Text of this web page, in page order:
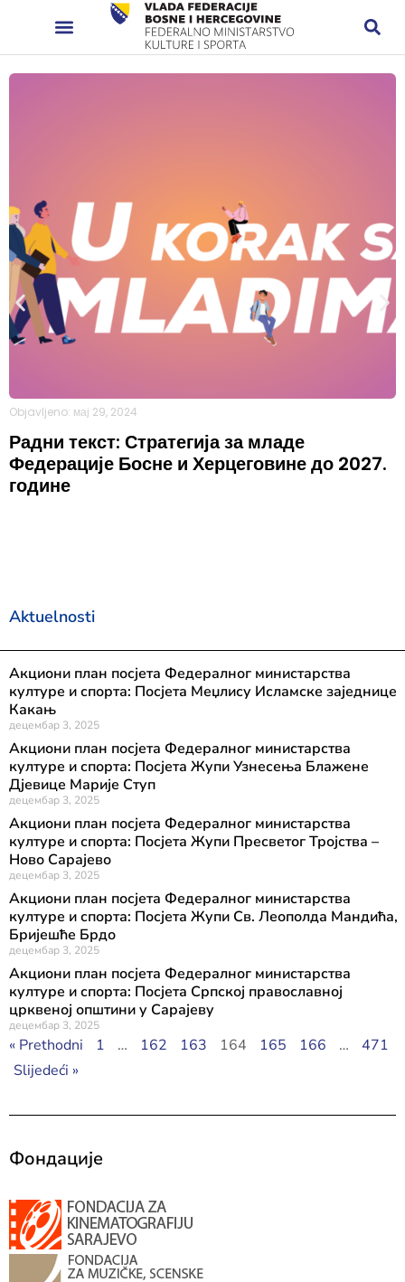
Objavljeno: мај 29, 2024
Радни текст: Стратегија за младе
Федерације Босне и Херцеговине до 2027.
године
Aktuelnosti
Акциони план посјета Федералног министарства
културе и спорта: Посјета Меџлису Исламске заједнице
Какањ
децембар 3, 2025
Акциони план посјета Федералног министарства
културе и спорта: Посјета Жупи Узнесења Блажене
Дјевице Марије Ступ
децембар 3, 2025
Акциони план посјета Федералног министарства
културе и спорта: Посјета Жупи Пресветог Тројства –
Ново Сарајево
децембар 3, 2025
Акциони план посјета Федералног министарства
културе и спорта: Посјета Жупи Св. Леополда Мандића,
Бријешће Брдо
децембар 3, 2025
Акциони план посјета Федералног министарства
културе и спорта: Посјета Српској православној
црквеној општини у Сарајеву
децембар 3, 2025
« Prethodni 1 … 162 163 164 165 166 …
471
Slijedeći »
Фондације